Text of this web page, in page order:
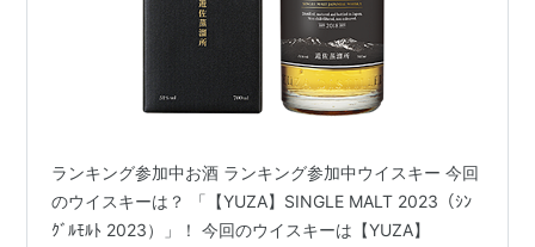
ランキング参加中お酒 ランキング参加中ウイスキー 今回
のウイスキーは？ 「【YUZA】SINGLE MALT 2023（ｼﾝ
ｸﾞﾙﾓﾙﾄ 2023）」！ 今回のウイスキーは【YUZA】